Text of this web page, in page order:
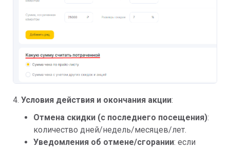
4. Условия действия и окончания акции:
Отмена скидки (с последнего посещения):
количество дней/недель/месяцев/лет.
Уведомления об отмене/сгорании: если